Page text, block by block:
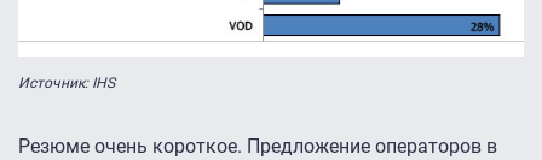
Источник: IHS
Резюме очень короткое. Предложение операторов в